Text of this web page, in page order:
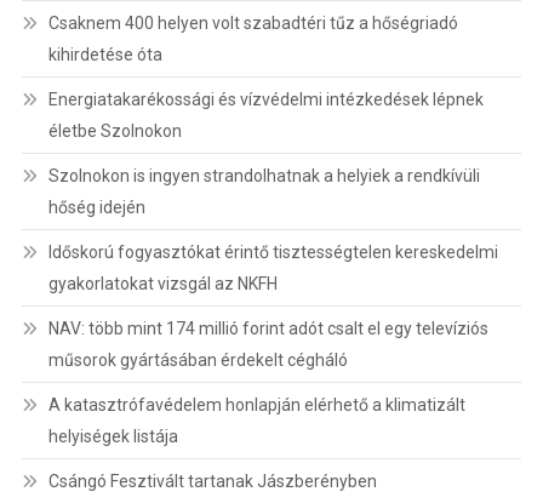
Csaknem 400 helyen volt szabadtéri tűz a hőségriadó
kihirdetése óta
Energiatakarékossági és vízvédelmi intézkedések lépnek
életbe Szolnokon
Szolnokon is ingyen strandolhatnak a helyiek a rendkívüli
hőség idején
Időskorú fogyasztókat érintő tisztességtelen kereskedelmi
gyakorlatokat vizsgál az NKFH
NAV: több mint 174 millió forint adót csalt el egy televíziós
műsorok gyártásában érdekelt cégháló
A katasztrófavédelem honlapján elérhető a klimatizált
helyiségek listája
Csángó Fesztivált tartanak Jászberényben